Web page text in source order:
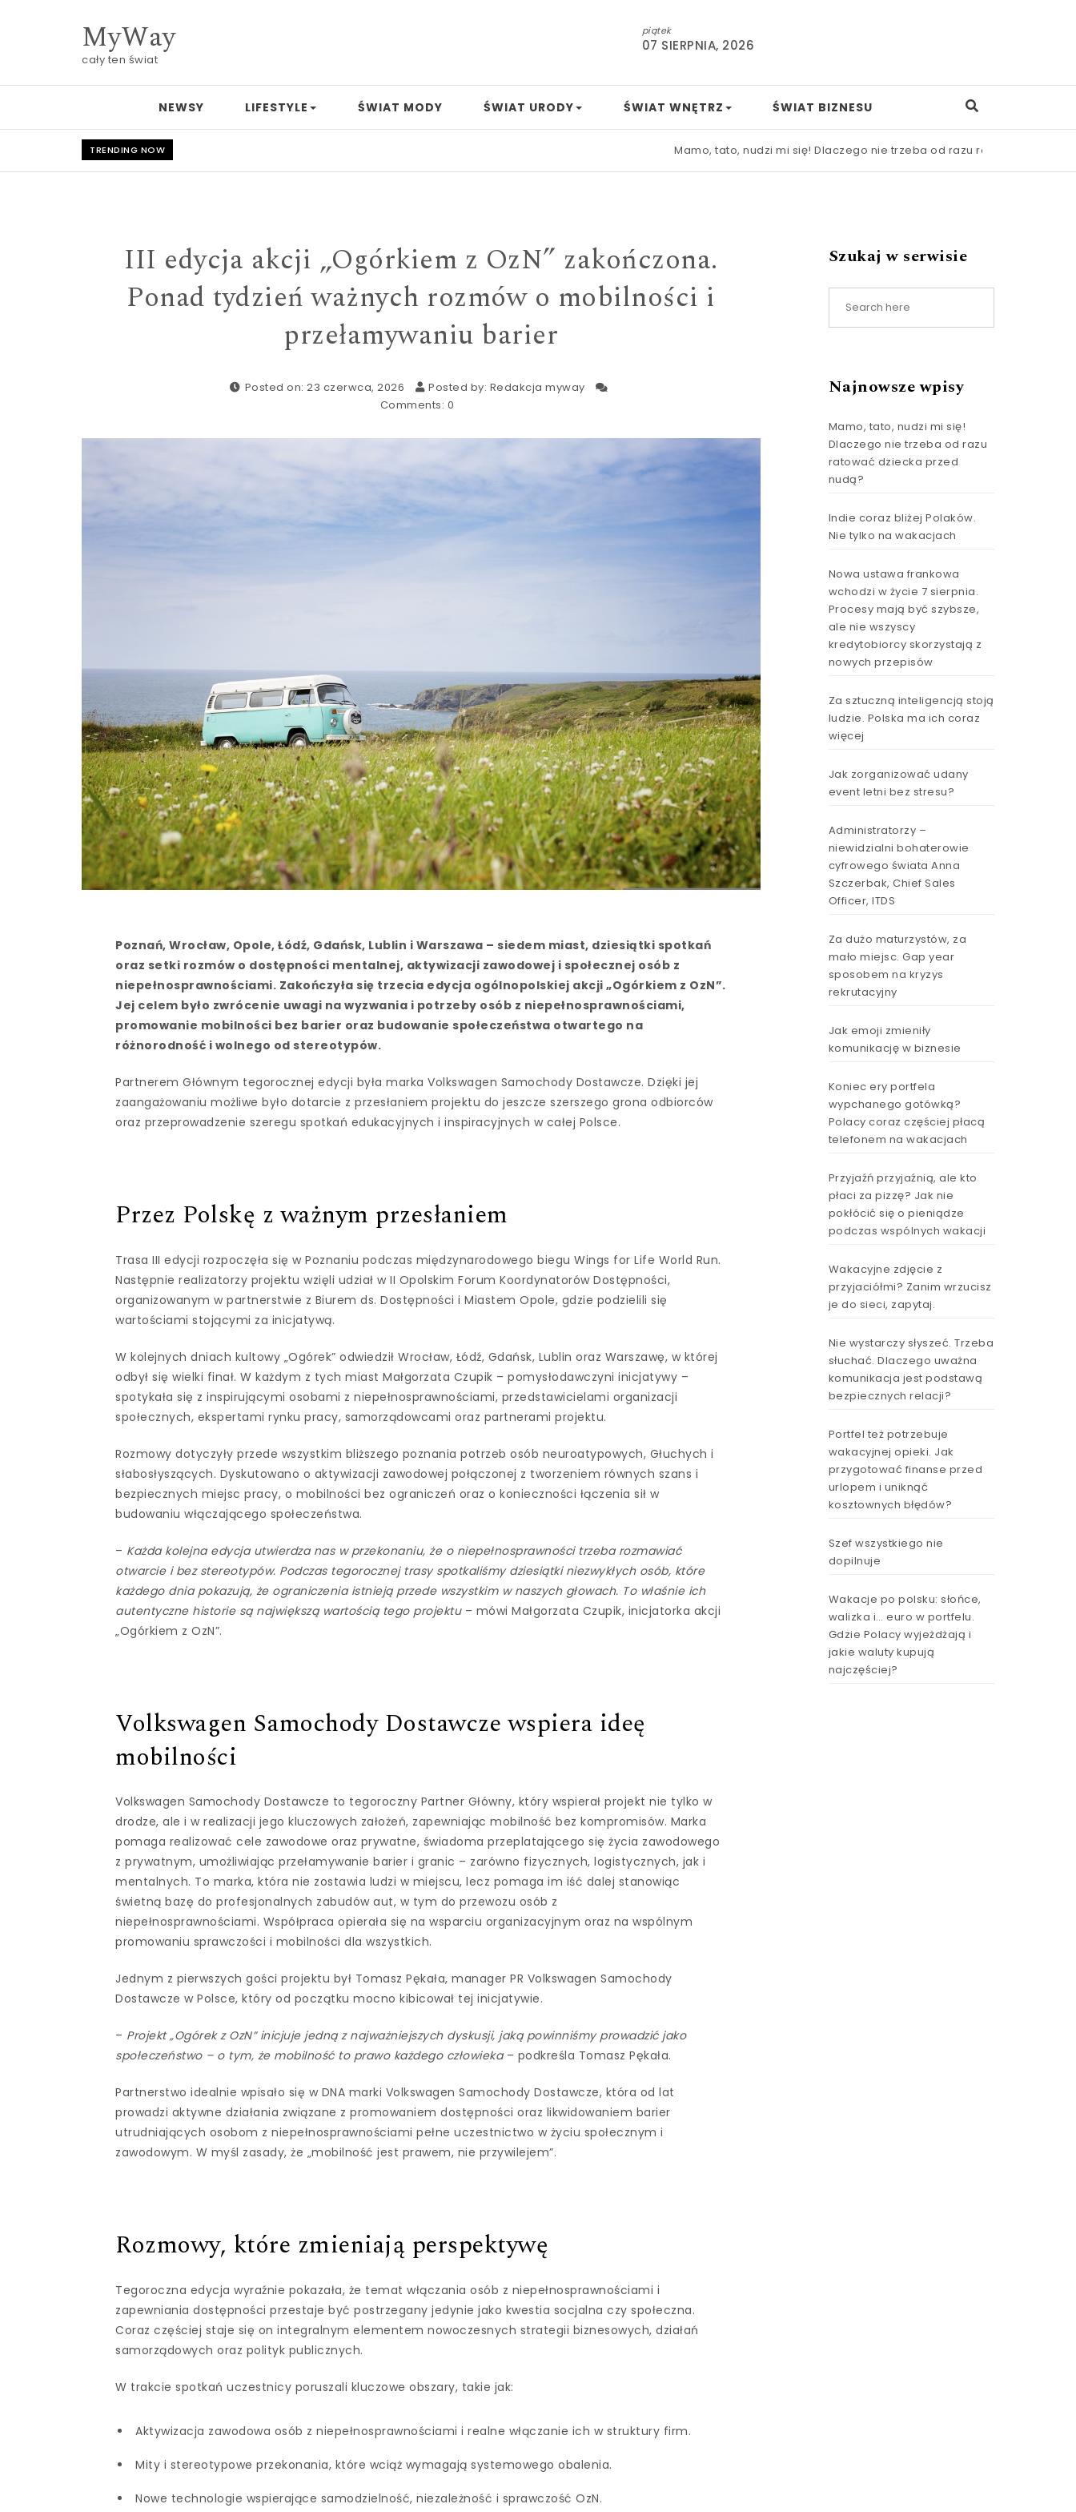
MyWay
cały ten świat
piątek
07 SIERPNIA, 2026
NEWSY LIFESTYLE ŚWIAT MODY ŚWIAT URODY ŚWIAT WNĘTRZ ŚWIAT BIZNESU
TRENDING NOW Mamo, tato, nudzi mi się! Dlaczego nie trzeba od razu ratować dziecka przed
III edycja akcji „Ogórkiem z OzN” zakończona.
Ponad tydzień ważnych rozmów o mobilności i
przełamywaniu barier
Posted on: 23 czerwca, 2026 Posted by: Redakcja myway
Comments: 0
Poznań, Wrocław, Opole, Łódź, Gdańsk, Lublin i Warszawa – siedem miast, dziesiątki spotkań
oraz setki rozmów o dostępności mentalnej, aktywizacji zawodowej i społecznej osób z
niepełnosprawnościami. Zakończyła się trzecia edycja ogólnopolskiej akcji „Ogórkiem z OzN”.
Jej celem było zwrócenie uwagi na wyzwania i potrzeby osób z niepełnosprawnościami,
promowanie mobilności bez barier oraz budowanie społeczeństwa otwartego na
różnorodność i wolnego od stereotypów.
Partnerem Głównym tegorocznej edycji była marka Volkswagen Samochody Dostawcze. Dzięki jej
zaangażowaniu możliwe było dotarcie z przesłaniem projektu do jeszcze szerszego grona odbiorców
oraz przeprowadzenie szeregu spotkań edukacyjnych i inspiracyjnych w całej Polsce.
Przez Polskę z ważnym przesłaniem
Trasa III edycji rozpoczęła się w Poznaniu podczas międzynarodowego biegu Wings for Life World Run.
Następnie realizatorzy projektu wzięli udział w II Opolskim Forum Koordynatorów Dostępności,
organizowanym w partnerstwie z Biurem ds. Dostępności i Miastem Opole, gdzie podzielili się
wartościami stojącymi za inicjatywą.
W kolejnych dniach kultowy „Ogórek” odwiedził Wrocław, Łódź, Gdańsk, Lublin oraz Warszawę, w której
odbył się wielki finał. W każdym z tych miast Małgorzata Czupik – pomysłodawczyni inicjatywy –
spotykała się z inspirującymi osobami z niepełnosprawnościami, przedstawicielami organizacji
społecznych, ekspertami rynku pracy, samorządowcami oraz partnerami projektu.
Rozmowy dotyczyły przede wszystkim bliższego poznania potrzeb osób neuroatypowych, Głuchych i
słabosłyszących. Dyskutowano o aktywizacji zawodowej połączonej z tworzeniem równych szans i
bezpiecznych miejsc pracy, o mobilności bez ograniczeń oraz o konieczności łączenia sił w
budowaniu włączającego społeczeństwa.
– Każda kolejna edycja utwierdza nas w przekonaniu, że o niepełnosprawności trzeba rozmawiać
otwarcie i bez stereotypów. Podczas tegorocznej trasy spotkaliśmy dziesiątki niezwykłych osób, które
każdego dnia pokazują, że ograniczenia istnieją przede wszystkim w naszych głowach. To właśnie ich
autentyczne historie są największą wartością tego projektu– mówi Małgorzata Czupik, inicjatorka akcji
„Ogórkiem z OzN”.
Volkswagen Samochody Dostawcze wspiera ideę
mobilności
Volkswagen Samochody Dostawcze to tegoroczny Partner Główny, który wspierał projekt nie tylko w
drodze, ale i w realizacji jego kluczowych założeń, zapewniając mobilność bez kompromisów. Marka
pomaga realizować cele zawodowe oraz prywatne, świadoma przeplatającego się życia zawodowego
z prywatnym, umożliwiając przełamywanie barier i granic – zarówno fizycznych, logistycznych, jak i
mentalnych. To marka, która nie zostawia ludzi w miejscu, lecz pomaga im iść dalej stanowiąc
świetną bazę do profesjonalnych zabudów aut, w tym do przewozu osób z
niepełnosprawnościami. Współpraca opierała się na wsparciu organizacyjnym oraz na wspólnym
promowaniu sprawczości i mobilności dla wszystkich.
Jednym z pierwszych gości projektu był Tomasz Pękała, manager PR Volkswagen Samochody
Dostawcze w Polsce, który od początku mocno kibicował tej inicjatywie.
– Projekt „Ogórek z OzN” inicjuje jedną z najważniejszych dyskusji, jaką powinniśmy prowadzić jako
społeczeństwo – o tym, że mobilność to prawo każdego człowieka– podkreśla Tomasz Pękała.
Partnerstwo idealnie wpisało się w DNA marki Volkswagen Samochody Dostawcze, która od lat
prowadzi aktywne działania związane z promowaniem dostępności oraz likwidowaniem barier
utrudniających osobom z niepełnosprawnościami pełne uczestnictwo w życiu społecznym i
zawodowym. W myśl zasady, że „mobilność jest prawem, nie przywilejem”.
Rozmowy, które zmieniają perspektywę
Tegoroczna edycja wyraźnie pokazała, że temat włączania osób z niepełnosprawnościami i
zapewniania dostępności przestaje być postrzegany jedynie jako kwestia socjalna czy społeczna.
Coraz częściej staje się on integralnym elementem nowoczesnych strategii biznesowych, działań
samorządowych oraz polityk publicznych.
W trakcie spotkań uczestnicy poruszali kluczowe obszary, takie jak:
Aktywizacja zawodowa osób z niepełnosprawnościami i realne włączanie ich w struktury firm.
Mity i stereotypowe przekonania, które wciąż wymagają systemowego obalenia.
Nowe technologie wspierające samodzielność, niezależność i sprawczość OzN.
Szukaj w serwisie
Najnowsze wpisy
Mamo, tato, nudzi mi się!
Dlaczego nie trzeba od razu
ratować dziecka przed
nudą?
Indie coraz bliżej Polaków.
Nie tylko na wakacjach
Nowa ustawa frankowa
wchodzi w życie 7 sierpnia.
Procesy mają być szybsze,
ale nie wszyscy
kredytobiorcy skorzystają z
nowych przepisów
Za sztuczną inteligencją stoją
ludzie. Polska ma ich coraz
więcej
Jak zorganizować udany
event letni bez stresu?
Administratorzy –
niewidzialni bohaterowie
cyfrowego świata Anna
Szczerbak, Chief Sales
Officer, ITDS
Za dużo maturzystów, za
mało miejsc. Gap year
sposobem na kryzys
rekrutacyjny
Jak emoji zmieniły
komunikację w biznesie
Koniec ery portfela
wypchanego gotówką?
Polacy coraz częściej płacą
telefonem na wakacjach
Przyjaźń przyjaźnią, ale kto
płaci za pizzę? Jak nie
pokłócić się o pieniądze
podczas wspólnych wakacji
Wakacyjne zdjęcie z
przyjaciółmi? Zanim wrzucisz
je do sieci, zapytaj.
Nie wystarczy słyszeć. Trzeba
słuchać. Dlaczego uważna
komunikacja jest podstawą
bezpiecznych relacji?
Portfel też potrzebuje
wakacyjnej opieki. Jak
przygotować finanse przed
urlopem i uniknąć
kosztownych błędów?
Szef wszystkiego nie
dopilnuje
Wakacje po polsku: słońce,
walizka i… euro w portfelu.
Gdzie Polacy wyjeżdżają i
jakie waluty kupują
najczęściej?